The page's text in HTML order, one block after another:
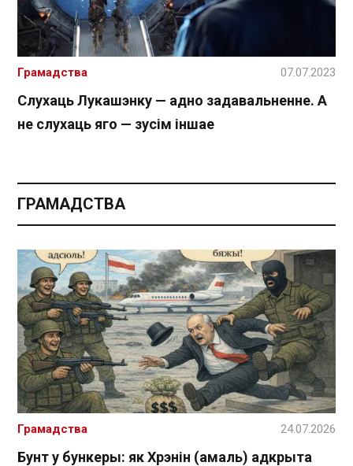
Слухаць Лукашэнку — адно задавальненне. А
не слухаць яго — зусім іншае
Грамадства 07.07.2023
ГРАМАДСТВА
Бунт у бункеры: як Хрэнін (амаль) адкрыта
Грамадства 24.07.2026